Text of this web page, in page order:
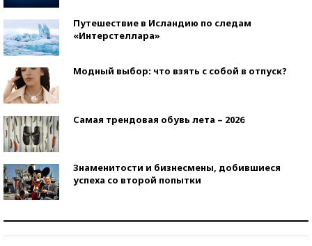
Путешествие в Исландию по следам
«Интерстеллара»
Модный выбор: что взять с собой в отпуск?
Самая трендовая обувь лета – 2026
Знаменитости и бизнесмены, добившиеся
успеха со второй попытки